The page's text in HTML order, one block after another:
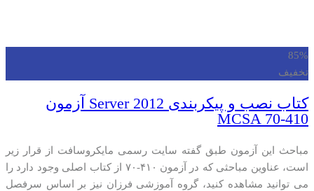
85%
تخفیف
کتاب نصب و پیکربندی Server 2012 آزمون
MCSA 70-410
مباحث این آزمون طبق گفته سایت رسمی مایکروسافت از قرار زیر
است، عناوین مباحثی که در آزمون ۴۱۰-۷۰ از کتاب اصلی وجود دارد را
می توانید مشاهده کنید، گروه آموزشی فرزان نیز بر اساس سرفصل